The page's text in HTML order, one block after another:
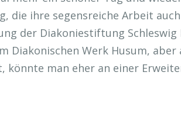
die ihre segensreiche Arbeit
der Diakoniestiftung Schleswig
Diakonischen Werk Husum, aber
könnte man eher an einer